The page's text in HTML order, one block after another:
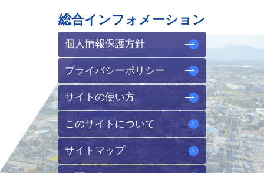
総合インフォメーション
個人情報保護方針
プライバシーポリシー
サイトの使い方
このサイトについて
サイトマップ